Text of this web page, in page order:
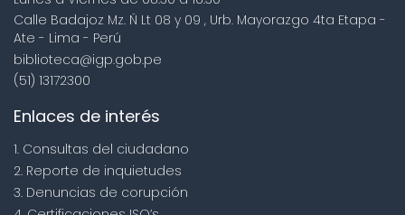
Calle Badajoz Mz. Ñ Lt 08 y 09 , Urb. Mayorazgo 4ta Etapa -
Ate - Lima - Perú
biblioteca@igp.gob.pe
(51) 13172300
Enlaces de interés
1. Consultas del ciudadano
2. Reporte de inquietudes
3. Denuncias de corupción